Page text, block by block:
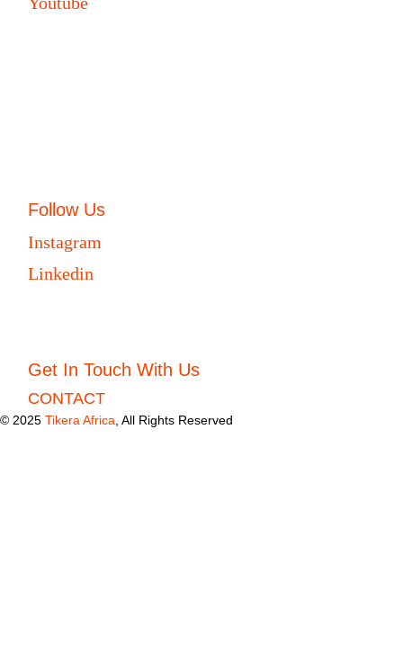
Follow Us
Instagram
Linkedin
Get In Touch With Us
CONTACT
© 2025 Tikera Africa , All Rights Reserved